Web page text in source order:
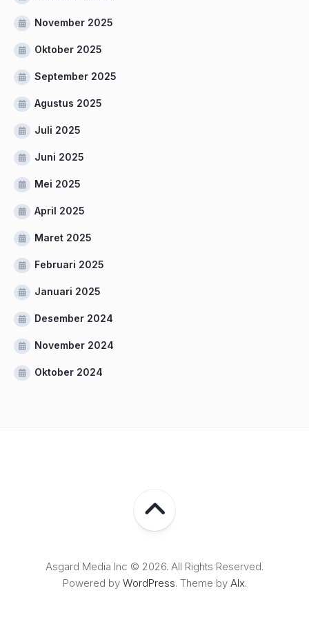
November 2025
Oktober 2025
September 2025
Agustus 2025
Juli 2025
Juni 2025
Mei 2025
April 2025
Maret 2025
Februari 2025
Januari 2025
Desember 2024
November 2024
Oktober 2024
Asgard Media Inc © 2026. All Rights Reserved.
Powered by WordPress. Theme by Alx.